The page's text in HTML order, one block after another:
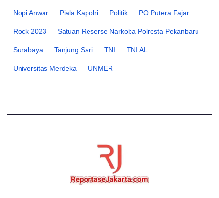
Nopi Anwar Piala Kapolri Politik PO Putera Fajar
Rock 2023 Satuan Reserse Narkoba Polresta Pekanbaru
Surabaya Tanjung Sari TNI TNI AL
Universitas Merdeka UNMER